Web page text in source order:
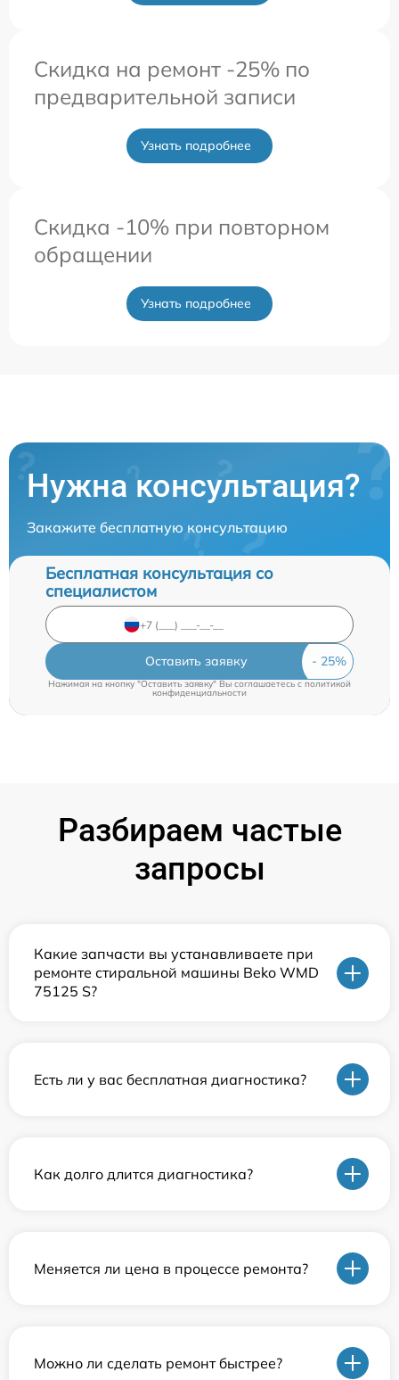
Скидка на ремонт -25% по
предварительной записи
Узнать подробнее
Скидка -10% при повторном
обращении
Узнать подробнее
Нужна консультация?
Закажите бесплатную консультацию
Бесплатная консультация со
специалистом
Оставить заявку
Нажимая на кнопку "Оставить заявку" Вы соглашаетесь cполитикой
конфиденциальности
Разбираем частые
запросы
Какие запчасти вы устанавливаете при
ремонте стиральной машины Beko WMD
75125 S?
Есть ли у вас бесплатная диагностика?
Как долго длится диагностика?
Меняется ли цена в процессе ремонта?
Можно ли сделать ремонт быстрее?